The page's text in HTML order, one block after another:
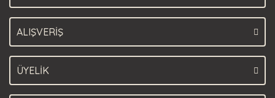
ALIŞVERİŞ
ÜYELİK